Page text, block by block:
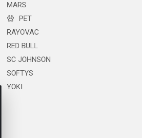
MARS
PET
RAYOVAC
RED BULL
SC JOHNSON
SOFTYS
YOKI